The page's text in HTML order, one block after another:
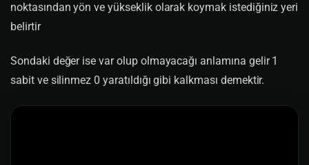
noktasından yön ve yükseklik olarak koymak istediğiniz yeri
belirtir
Sondaki değer ise var olup olmayacağı anlamına gelir 1
sabit ve silinmez 0 yaratıldığı gibi kalkması demektir.